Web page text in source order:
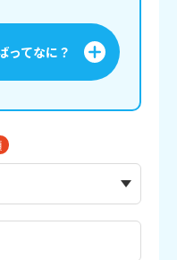
ってなに？